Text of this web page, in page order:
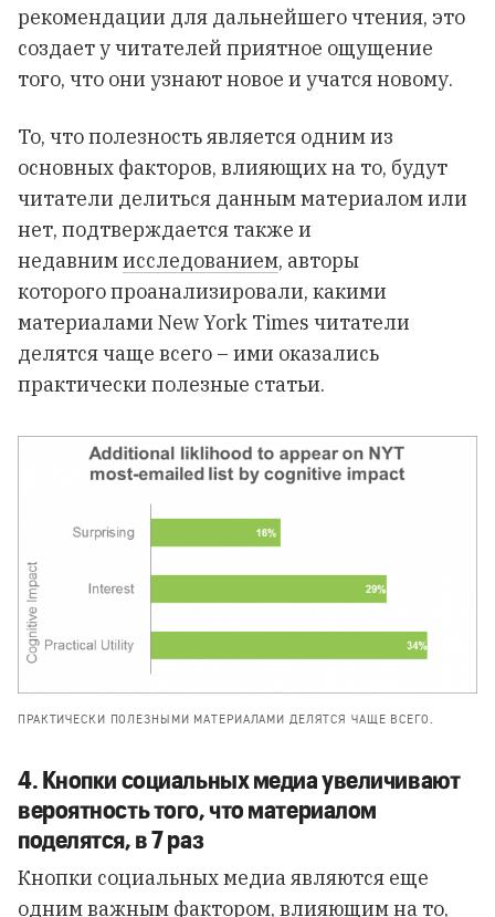
рекомендации для дальнейшего чтения, это
создает у читателей приятное ощущение
того, что они узнают новое и учатся новому.
То, что полезность является одним из
основных факторов, влияющих на то, будут
читатели делиться данным материалом или
нет, подтверждается также и
недавнимисследованием, авторы
которого проанализировали, какими
материалами New York Times читатели
делятся чаще всего – ими оказались
практически полезные статьи.
ПРАКТИЧЕСКИ ПОЛЕЗНЫМИ МАТЕРИАЛАМИ ДЕЛЯТСЯ ЧАЩЕ ВСЕГО.
4. Кнопки социальных медиа увеличивают
вероятность того, что материалом
поделятся, в 7 раз
Кнопки социальных медиа являются еще
одним важным фактором, влияющим на то,